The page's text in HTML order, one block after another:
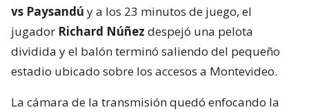
vs Paysandú y a los 23 minutos de juego, el
jugador Richard Núñez despejó una pelota
dividida y el balón terminó saliendo del pequeño
estadio ubicado sobre los accesos a Montevideo.
La cámara de la transmisión quedó enfocando la